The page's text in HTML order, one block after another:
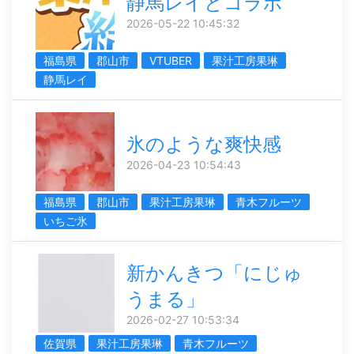
2026-05-22 10:45:32
福島県 郡山市 VTUBER
果汁工房果琳
静馬レイ
氷のような爽快感
2026-04-23 10:54:43
福島県 郡山市 果汁工房果琳
青木フルーツ
いちご氷
新かんきつ「にじゅ
うまる」
2026-02-27 10:53:34
佐賀県
果汁工房果琳 青木フルーツ